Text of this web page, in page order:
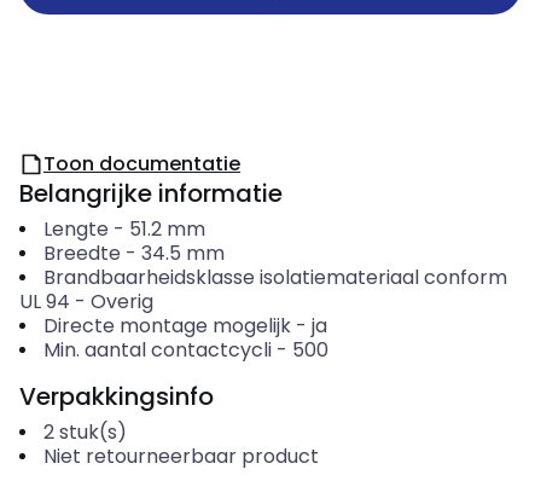
Toon documentatie
Belangrijke informatie
Lengte - 51.2 mm
Breedte - 34.5 mm
Brandbaarheidsklasse isolatiemateriaal conform
UL 94 - Overig
Directe montage mogelijk- ja
Min. aantal contactcycli- 500
Verpakkingsinfo
2stuk(s)
Niet retourneerbaar product